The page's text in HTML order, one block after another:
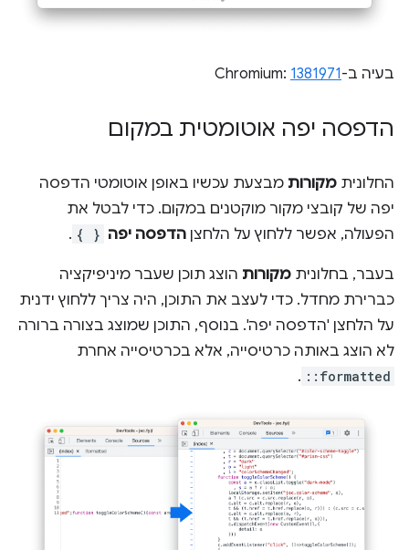
בעיה ב-Chromium:1381971
הדפסה יפה אוטומטית במקום
החלונית מקורות מבצעת עכשיו באופן אוטומטי הדפסה
יפה של קובצי מקור מוקטנים במקום. כדי לבטל את
הפעולה, אפשר ללחוץ על הלחצן הדפסה יפה { }
.
בעבר, בחלונית מקורות הוצג תוכן שעבר מיניפיקציה
כברירת מחדל. כדי לעצב את התוכן, היה צריך ללחוץ ידנית
על הלחצן 'הדפסה יפה'. בנוסף, התוכן שמוצג בצורה ברורה
לא הוצג באותה כרטיסייה, אלא בכרטיסייה אחרת
::formatted
.